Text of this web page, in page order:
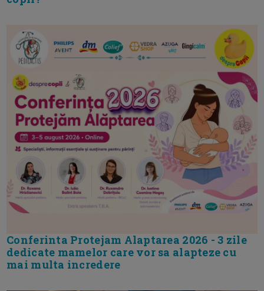
Conferinta Protejam Alaptarea 2026 - 3 zile
dedicate mamelor care vor sa alapteze cu
mai multa incredere